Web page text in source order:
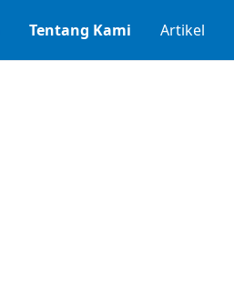
Tentang Kami Artikel